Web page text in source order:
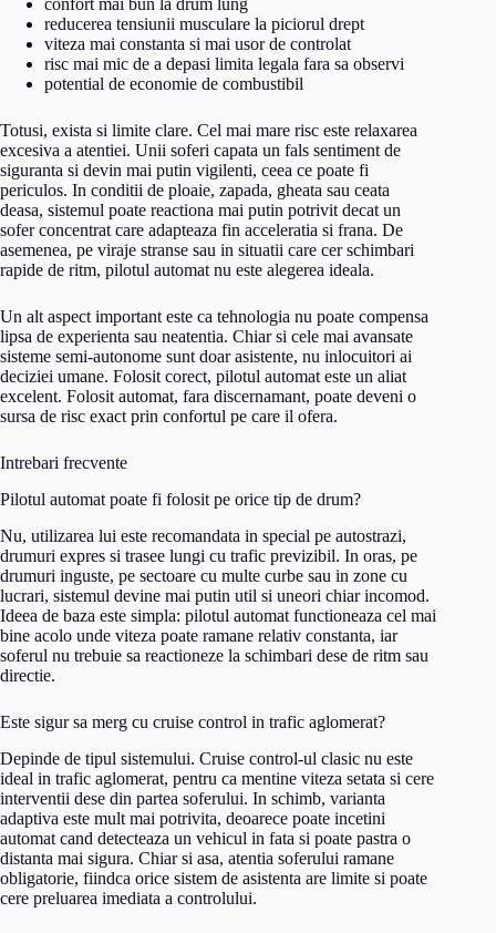
confort mai bun la drum lung
reducerea tensiunii musculare la piciorul drept
viteza mai constanta si mai usor de controlat
risc mai mic de a depasi limita legala fara sa observi
potential de economie de combustibil
Totusi, exista si limite clare. Cel mai mare risc este relaxarea
excesiva a atentiei. Unii soferi capata un fals sentiment de
siguranta si devin mai putin vigilenti, ceea ce poate fi
periculos. In conditii de ploaie, zapada, gheata sau ceata
deasa, sistemul poate reactiona mai putin potrivit decat un
sofer concentrat care adapteaza fin acceleratia si frana. De
asemenea, pe viraje stranse sau in situatii care cer schimbari
rapide de ritm, pilotul automat nu este alegerea ideala.
Un alt aspect important este ca tehnologia nu poate compensa
lipsa de experienta sau neatentia. Chiar si cele mai avansate
sisteme semi-autonome sunt doar asistente, nu inlocuitori ai
deciziei umane. Folosit corect, pilotul automat este un aliat
excelent. Folosit automat, fara discernamant, poate deveni o
sursa de risc exact prin confortul pe care il ofera.
Intrebari frecvente
Pilotul automat poate fi folosit pe orice tip de drum?
Nu, utilizarea lui este recomandata in special pe autostrazi,
drumuri expres si trasee lungi cu trafic previzibil. In oras, pe
drumuri inguste, pe sectoare cu multe curbe sau in zone cu
lucrari, sistemul devine mai putin util si uneori chiar incomod.
Ideea de baza este simpla: pilotul automat functioneaza cel mai
bine acolo unde viteza poate ramane relativ constanta, iar
soferul nu trebuie sa reactioneze la schimbari dese de ritm sau
directie.
Este sigur sa merg cu cruise control in trafic aglomerat?
Depinde de tipul sistemului. Cruise control-ul clasic nu este
ideal in trafic aglomerat, pentru ca mentine viteza setata si cere
interventii dese din partea soferului. In schimb, varianta
adaptiva este mult mai potrivita, deoarece poate incetini
automat cand detecteaza un vehicul in fata si poate pastra o
distanta mai sigura. Chiar si asa, atentia soferului ramane
obligatorie, fiindca orice sistem de asistenta are limite si poate
cere preluarea imediata a controlului.